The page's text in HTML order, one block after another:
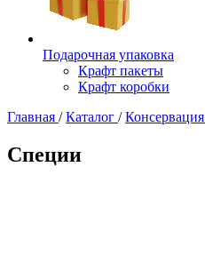
Подарочная упаковка
Крафт пакеты
Крафт коробки
Главная / Каталог / Консервация
Специи